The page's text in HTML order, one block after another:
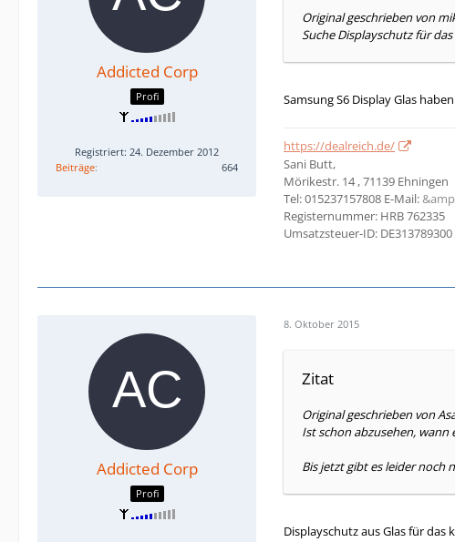
Addicted Corp
Profi
Registriert: 24. Dezember 2012
Beiträge
664
Original geschrieben von
Suche Displayschutz für
Samsung S6 Display Glas
https://dealreich.de/
Sani Butt,
Mörikestr. 14 , 71139 Ehningen
Tel: 015237157808 E-Mail:
Registernummer: HRB 762335
Umsatzsteuer-ID: DE313789300
Addicted Corp
Profi
8. Oktober 2015
Zitat
Original geschrieben von
Ist schon abzusehen, wann
Bis jetzt gibt es leider noch
Displayschutz aus Glas für